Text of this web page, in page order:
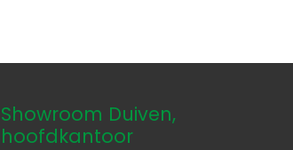
Showroom Duiven,
hoofdkantoor